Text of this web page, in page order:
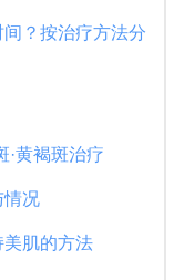
？按治疗方法分
·黄褐斑治疗
情况
肌的方法